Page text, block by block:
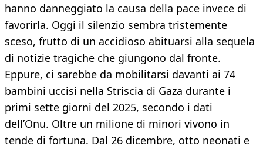
hanno danneggiato la causa della pace invece di
favorirla. Oggi il silenzio sembra tristemente
sceso, frutto di un accidioso abituarsi alla sequela
di notizie tragiche che giungono dal fronte.
Eppure, ci sarebbe da mobilitarsi davanti ai 74
bambini uccisi nella Striscia di Gaza durante i
primi sette giorni del 2025, secondo i dati
dell’Onu. Oltre un milione di minori vivono in
tende di fortuna. Dal 26 dicembre, otto neonati e